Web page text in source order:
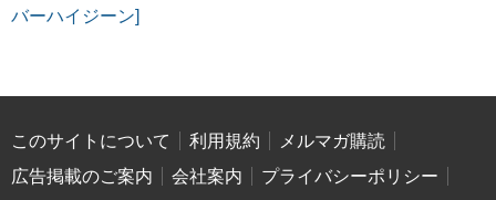
バーハイジーン]
このサイトについて 利用規約
メルマガ購読
広告掲載のご案内
会社案内
プライバシーポリシー